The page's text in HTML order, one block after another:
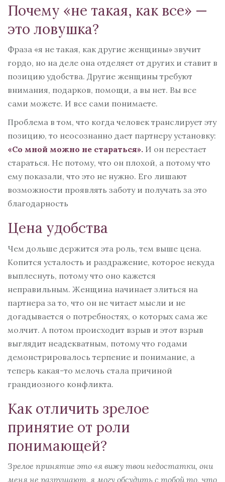
Почему «не такая, как все» —
это ловушка?
Фраза «я не такая, как другие женщины» звучит
гордо, но на деле она отделяет от других и ставит в
позицию удобства. Другие женщины требуют
внимания, подарков, помощи, а вы нет. Вы все
сами можете. И все сами понимаете.
Проблема в том, что когда человек транслирует эту
позицию, то неосознанно дает партнеру установку:
«Со мной можно не стараться». И он перестает
стараться. Не потому, что он плохой, а потому что
ему показали, что это не нужно. Его лишают
возможности проявлять заботу и получать за это
благодарность
Цена удобства
Чем дольше держится эта роль, тем выше цена.
Копится усталость и раздражение, которое некуда
выплеснуть, потому что оно кажется
неправильным. Женщина начинает злиться на
партнера за то, что он не читает мысли и не
догадывается о потребностях, о которых сама же
молчит. А потом происходит взрыв и этот взрыв
выглядит неадекватным, потому что годами
демонстрировалось терпение и понимание, а
теперь какая-то мелочь стала причиной
грандиозного конфликта.
Как отличить зрелое
принятие от роли
понимающей?
Зрелое принятие это «я вижу твои недостатки, они
меня не разрушают, я могу обсудить с тобой то, что